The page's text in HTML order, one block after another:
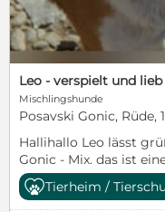
Leo - verspielt und lieb
Mischlingshunde
Posavski Gonic, Rüde,
Hallihallo Leo lässt
Gonic - Mix. das ist
50 cm großer Rüde :)
Seit zwei Jahren bin
Tierheim /